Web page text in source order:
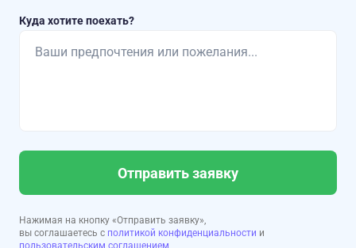
Куда хотите поехать?
Отправить заявку
Нажимая на кнопку «Отправить заявку»,
вы соглашаетесь с политикой конфиденциальности и